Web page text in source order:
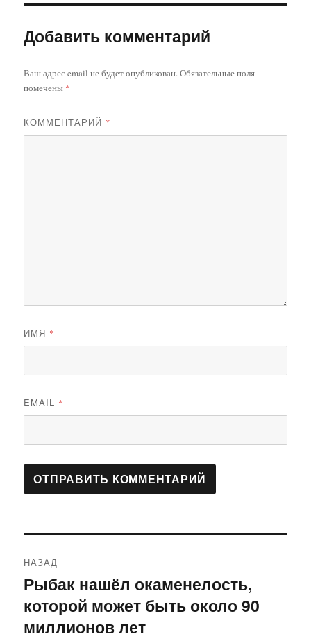
Добавить комментарий
Ваш адрес email не будет опубликован.Обязательные поля
помечены *
КОММЕНТАРИЙ *
ИМЯ *
EMAIL *
по
записям
НАЗАД
Предыдущая
запись:
Рыбак нашёл окаменелость,
которой может быть около 90
миллионов лет